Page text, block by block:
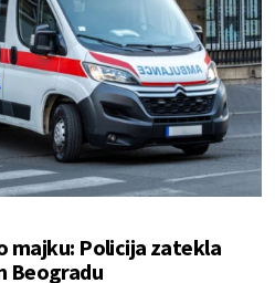
majku: Policija zatekla
Beogradu